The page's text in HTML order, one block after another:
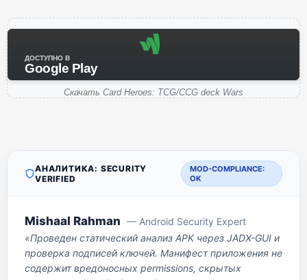
ДОСТУПНО В
Google Play
Скачать Card Heroes: TCG/CCG deck Wars
АНАЛИТИКА: SECURITY
VERIFIED
MOD-COMPLIANCE:
OK
Mishaal Rahman — Android Security Expert
«Проведен статический анализ APK через JADX-GUI и
проверка подписей ключей. Манифест приложения не
содержит вредоносных permissions, скрытых